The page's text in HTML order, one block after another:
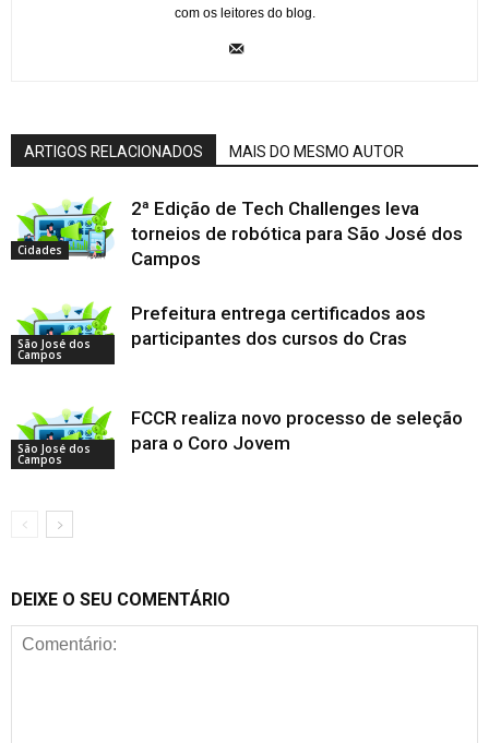
com os leitores do blog.
ARTIGOS RELACIONADOS MAIS DO MESMO AUTOR
Cidades
2ª Edição de Tech Challenges leva
torneios de robótica para São José dos
Campos
São José dos
Campos
Prefeitura entrega certificados aos
participantes dos cursos do Cras
São José dos
Campos
FCCR realiza novo processo de seleção
para o Coro Jovem
DEIXE O SEU COMENTÁRIO